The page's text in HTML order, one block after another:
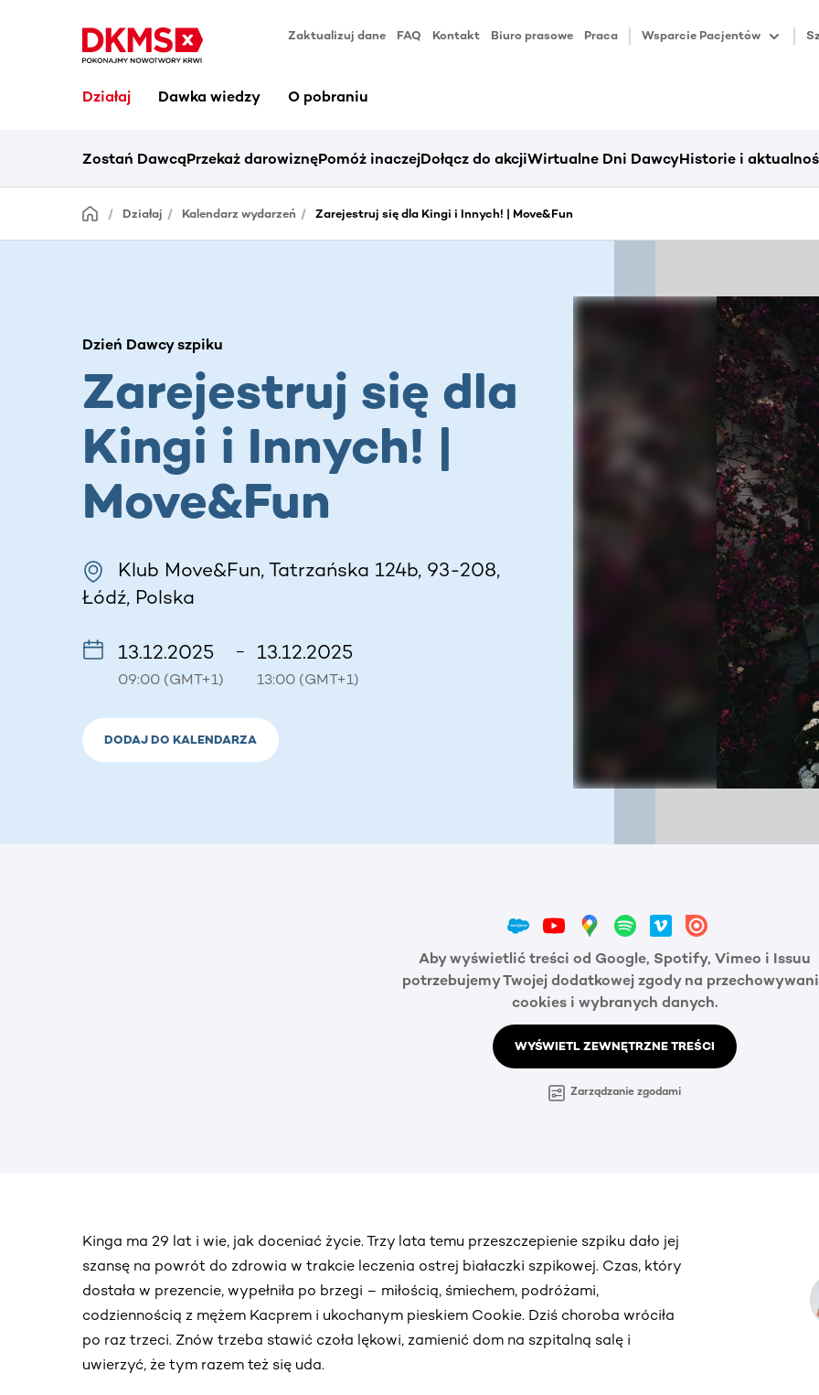
Zaktualizuj dane FAQ Kontakt Biuro prasowe Praca Wsparcie Pacjentów
Działaj Dawka wiedzy O pobraniu
Zostań DawcąPrzekaż darowiznęPomóż inaczejDołącz do akcjiWirtualne Dni DawcyHistorie i
Działaj Kalendarz wydarzeń Zarejestruj się dla Kingi i Innych! | Move&Fun
Dzień Dawcy szpiku
Zarejestruj się dla
Kingi i Innych! |
Move&Fun
Klub Move&Fun, Tatrzańska 124b, 93-208,
Łódź, Polska
13.12.2025
09:00 (GMT+1)
– 13.12.2025
13:00 (GMT+1)
DODAJ DO KALENDARZA
Aby wyświetlić treści od Google, Spotify, Vimeo i Issuu
potrzebujemy Twojej dodatkowej zgody na
cookies i wybranych danych.
WYŚWIETL ZEWNĘTRZNE TREŚCI
Zarządzanie zgodami
Kinga ma 29 lat i wie, jak doceniać życie. Trzy lata temu przeszczepienie szpiku dało jej
szansę na powrót do zdrowia w trakcie leczenia ostrej białaczki szpikowej. Czas, który
dostała w prezencie, wypełniła po brzegi – miłością, śmiechem, podróżami,
codziennością z mężem Kacprem i ukochanym pieskiem Cookie. Dziś choroba wróciła
po raz trzeci. Znów trzeba stawić czoła lękowi, zamienić dom na szpitalną salę i
uwierzyć, że tym razem też się uda.